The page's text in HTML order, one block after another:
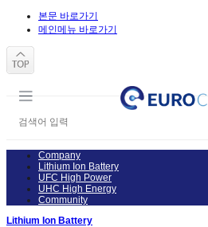
본문 바로가기
메인메뉴 바로가기
Company
Lithium Ion Battery
UFC High Power
UHC High Energy
Community
Lithium Ion Battery